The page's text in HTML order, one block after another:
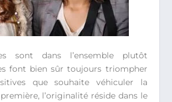
sont dans l’ensemble plutôt
font bien sûr toujours triompher
que souhaite véhiculer la
l’originalité réside dans le